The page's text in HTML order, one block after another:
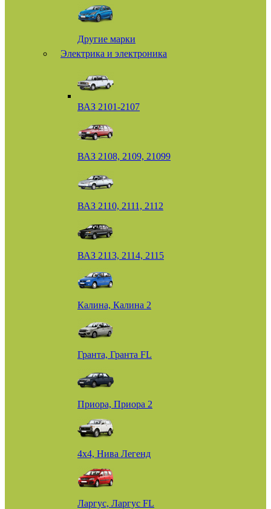
Другие марки
Электрика и электроника
ВАЗ 2101-2107
ВАЗ 2108, 2109, 21099
ВАЗ 2110, 2111, 2112
ВАЗ 2113, 2114, 2115
Калина, Калина 2
Гранта, Гранта FL
Приора, Приора 2
4х4, Нива Легенд
Ларгус, Ларгус FL